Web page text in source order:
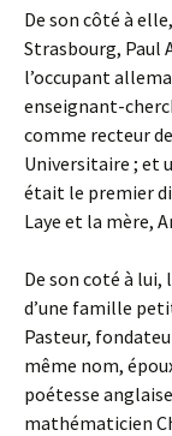
De son côté à
Strasbourg, Paul
l’occupant
enseignant-
comme recteur
Universitaire ; et
était le premier
Laye et la mère,
De son coté à lui,
d’une famille
Pasteur,
même nom,
poétesse
mathématicien